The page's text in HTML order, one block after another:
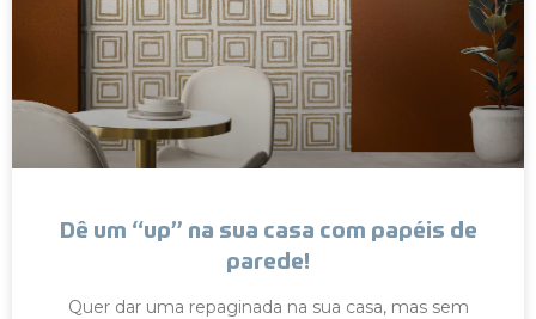
Dê um “up” na sua casa com papéis de
parede!
Quer dar uma repaginada na sua casa, mas sem